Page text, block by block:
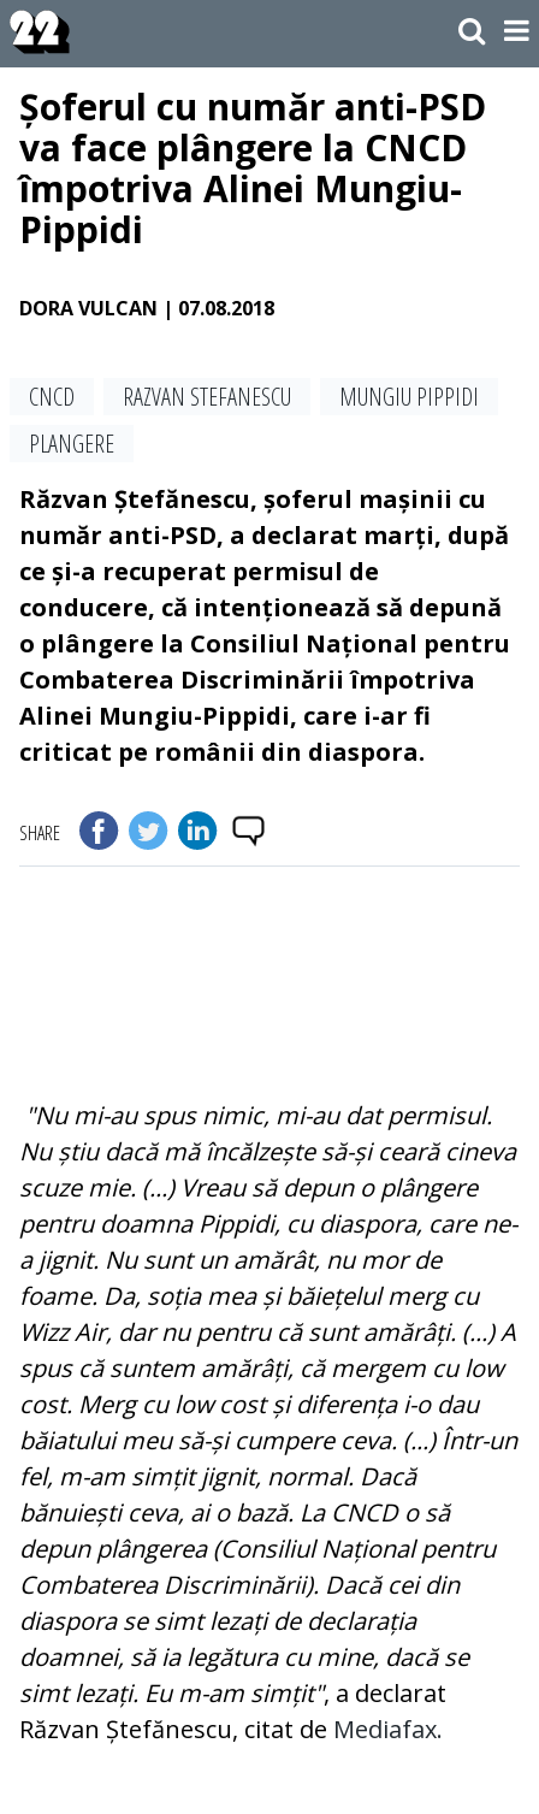
Șoferul cu număr anti-PSD
va face plângere la CNCD
împotriva Alinei Mungiu-
Pippidi
DORA VULCAN | 07.08.2018
CNCD RAZVAN STEFANESCU
MUNGIU PIPPIDI
PLANGERE
Răzvan Ștefănescu, șoferul mașinii cu
număr anti-PSD, a declarat marți, după
ce și-a recuperat permisul de
conducere, că intenționează să depună
o plângere la Consiliul Național pentru
Combaterea Discriminării împotriva
Alinei Mungiu-Pippidi, care i-ar fi
criticat pe românii din diaspora.
SHARE
"Nu mi-au spus nimic, mi-au dat permisul.
Nu știu dacă mă încălzește să-și ceară cineva
scuze mie. (...) Vreau să depun o plângere
pentru doamna Pippidi, cu diaspora, care ne-
a jignit. Nu sunt un amărât, nu mor de
foame. Da, soția mea și băiețelul merg cu
Wizz Air, dar nu pentru că sunt amărâți. (...) A
spus că suntem amărâți, că mergem cu low
cost. Merg cu low cost și diferența i-o dau
băiatului meu să-și cumpere ceva. (...) Într-un
fel, m-am simțit jignit, normal. Dacă
bănuiești ceva, ai o bază. La CNCD o să
depun plângerea (Consiliul Național pentru
Combaterea Discriminării). Dacă cei din
diaspora se simt lezați de declarația
doamnei, să ia legătura cu mine, dacă se
simt lezați. Eu m-am simțit", a declarat
Răzvan Ștefănescu, citat de Mediafax.